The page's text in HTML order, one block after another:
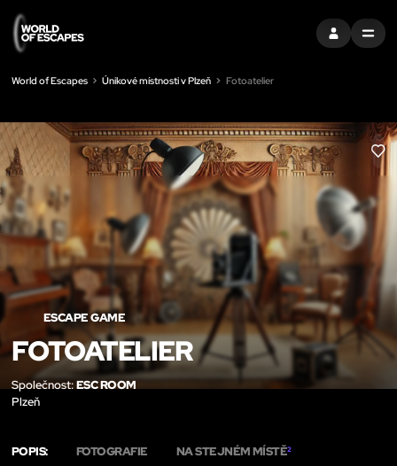
PŘIHLÁSIT SE
MENU
World of Escapes Únikové místnosti v Plzeň Fotoatelier
LIKE
ESCAPE GAME
FOTOATELIER
Společnost:ESC ROOM
Plzeň
POPIS: FOTOGRAFIE NA STEJNÉM MÍSTĚ2